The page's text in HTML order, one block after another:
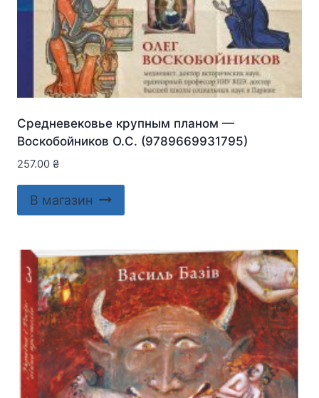
Средневековье крупным планом —
Воскобойников О.С. (9789669931795)
257.00 ₴
В магазин